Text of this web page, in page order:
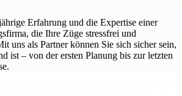
Erfahrung und die Expertise einer
die Ihre Züge stressfrei und
uns als Partner können Sie sich sicher sein,
ist – von der ersten Planung bis zur letzten